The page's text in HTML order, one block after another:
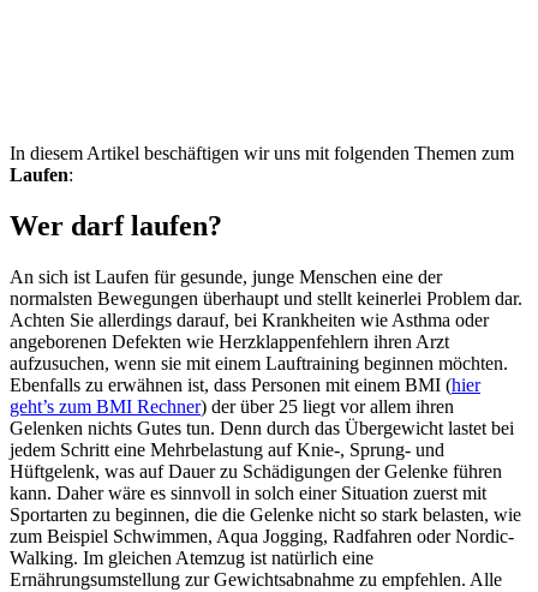
In diesem Artikel beschäftigen wir uns mit folgenden Themen zum
Laufen:
Wer darf laufen?
An sich ist Laufen für gesunde, junge Menschen eine der
normalsten Bewegungen überhaupt und stellt keinerlei Problem dar.
Achten Sie allerdings darauf, bei Krankheiten wie Asthma oder
angeborenen Defekten wie Herzklappenfehlern ihren Arzt
aufzusuchen, wenn sie mit einem Lauftraining beginnen möchten.
Ebenfalls zu erwähnen ist, dass Personen mit einem BMI (hier
geht’s zum BMI Rechner) der über 25 liegt vor allem ihren
Gelenken nichts Gutes tun. Denn durch das Übergewicht lastet bei
jedem Schritt eine Mehrbelastung auf Knie-, Sprung- und
Hüftgelenk, was auf Dauer zu Schädigungen der Gelenke führen
kann. Daher wäre es sinnvoll in solch einer Situation zuerst mit
Sportarten zu beginnen, die die Gelenke nicht so stark belasten, wie
zum Beispiel Schwimmen, Aqua Jogging, Radfahren oder Nordic-
Walking. Im gleichen Atemzug ist natürlich eine
Ernährungsumstellung zur Gewichtsabnahme zu empfehlen. Alle